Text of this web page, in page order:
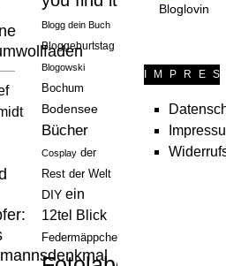
Blogg dein Buch
Bloggeburtstag
Blogowski
Bochum
Bodensee
Bücher
Cosplay der
Rest der Welt
DIY ein
12tel Blick
Federmäppchen